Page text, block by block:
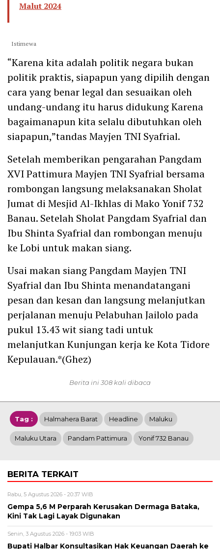
Malut 2024
Istimewa
“Karena kita adalah politik negara bukan
politik praktis, siapapun yang dipilih dengan
cara yang benar legal dan sesuaikan oleh
undang-undang itu harus didukung Karena
bagaimanapun kita selalu dibutuhkan oleh
siapapun,”tandas Mayjen TNI Syafrial.
Setelah memberikan pengarahan Pangdam
XVI Pattimura Mayjen TNI Syafrial bersama
rombongan langsung melaksanakan Sholat
Jumat di Mesjid Al-Ikhlas di Mako Yonif 732
Banau. Setelah Sholat Pangdam Syafrial dan
Ibu Shinta Syafrial dan rombongan menuju
ke Lobi untuk makan siang.
Usai makan siang Pangdam Mayjen TNI
Syafrial dan Ibu Shinta menandatangani
pesan dan kesan dan langsung melanjutkan
perjalanan menuju Pelabuhan Jailolo pada
pukul 13.43 wit siang tadi untuk
melanjutkan Kunjungan kerja ke Kota Tidore
Kepulauan.*(Ghez)
Berita ini 308 kali dibaca
Tag : Halmahera Barat Headline Maluku
Maluku Utara Pandam Pattimura Yonif 732 Banau
BERITA TERKAIT
Rabu, 5 Agustus 2026 - 20:37 WIB
Gempa 5,6 M Perparah Kerusakan Dermaga Bataka,
Kini Tak Lagi Layak Digunakan
Senin, 3 Agustus 2026 - 19:03 WIB
Bupati Halbar Konsultasikan Hak Keuangan Daerah ke